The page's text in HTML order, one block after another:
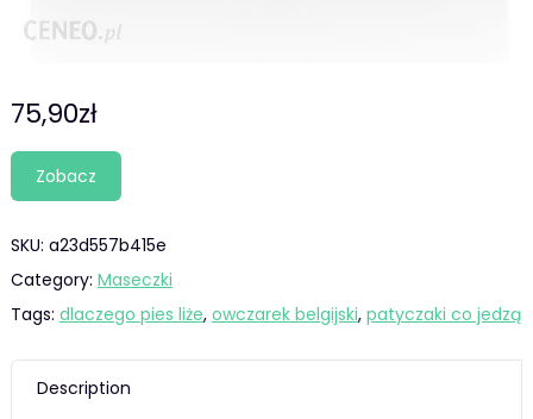
75,90zł
Zobacz
SKU: a23d557b415e
Category: Maseczki
Tags: dlaczego pies liże, owczarek belgijski, patyczaki co jedzą
Description